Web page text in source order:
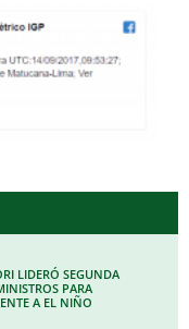
LIDERÓ SEGUNDA
PARA
A EL NIÑO